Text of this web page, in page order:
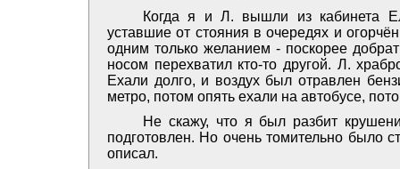
Когда я и Л. вышли из кабинета
уставшие от стояния в очередях и
одним только желанием - поскорее
носом перехватил кто-то другой. Л.
Ехали долго, и воздух был отравлен
метро, потом опять ехали на автобусе,
Не скажу, что я был разбит
подготовлен. Но очень томительно было
описал.